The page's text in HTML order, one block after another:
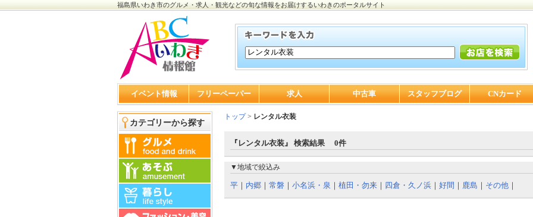
福島県いわき市のグルメ・求人・観光などの旬な情報をお届けするいわきのポータルサイト
イベント情報 フリーペーパー 求人 中古車 スタッフブログ CNカード
カテゴリーから探す
トップ> レンタル衣装
『レンタル衣装』 検索結果 0件
▼地域で絞込み
平 ｜ 内郷 ｜ 常磐 ｜ 小名浜・泉 ｜ 植田・勿来 ｜ 四倉・久ノ浜 ｜ 好間 ｜ 鹿島 ｜ その他 ｜